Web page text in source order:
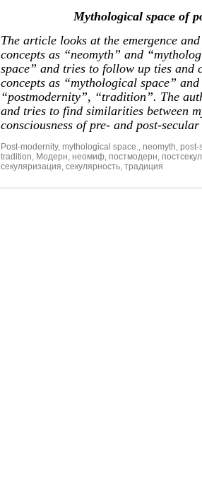
Mythological space of
The article looks at the emergence
concepts as “neomyth” and
space” and tries to follow up ties and
concepts as “mythological space”
“postmodernity”, “tradition”. The
and tries to find similarities between
consciousness of pre- and post-
Post-modernity, mythological space. neomyth post-
tradition Модерн неомиф постмодерн
секуляризация секулярность традиция